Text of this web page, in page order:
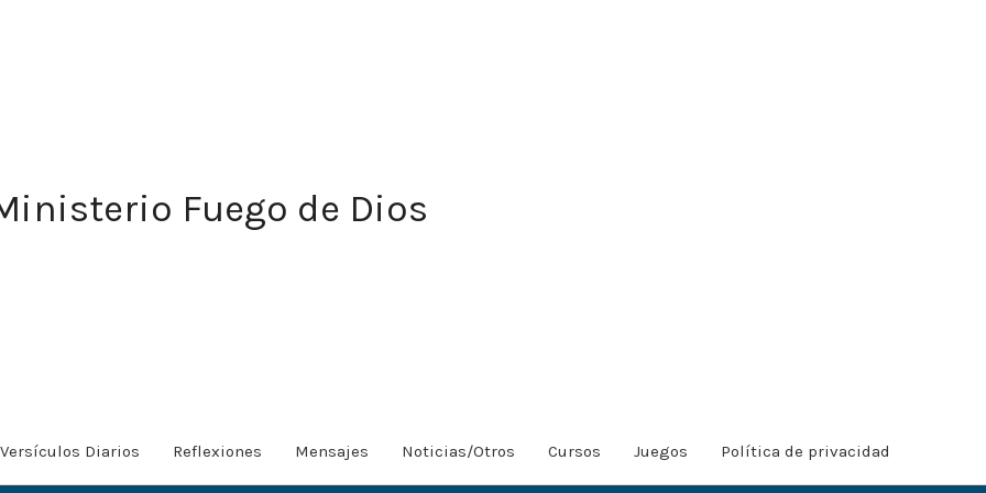
Fuego de Dios
Versículos Diarios Reflexiones Mensajes Noticias/Otros Cursos Juegos Política de privacidad